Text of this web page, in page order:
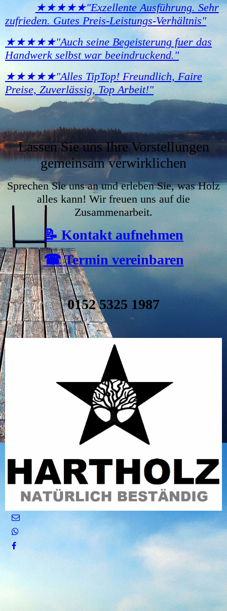
★★★★★"Exzellente Ausführung. Sehr
zufrieden. Gutes Preis-Leistungs-Verhältnis"
★★★★★"Auch seine Begeisterung fuer das
Handwerk selbst war beeindruckend."
★★★★★"Alles TipTop! Freundlich, Faire
Preise, Zuverlässig, Top Arbeit!"
Lassen Sie uns Ihre Vorstellungen
gemeinsam verwirklichen
Sprechen Sie uns an und erleben Sie, was Holz
alles kann! Wir freuen uns auf die
Zusammenarbeit.
📝 Kontakt aufnehmen
☎ Termin vereinbaren
0152 5325 1987